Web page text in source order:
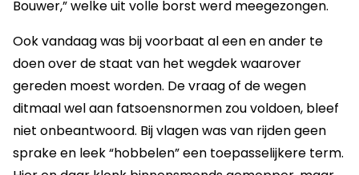
Bouwer,” welke uit volle borst werd meegezongen.
Ook vandaag was bij voorbaat al een en ander te
doen over de staat van het wegdek waarover
gereden moest worden. De vraag of de wegen
ditmaal wel aan fatsoensnormen zou voldoen, bleef
niet onbeantwoord. Bij vlagen was van rijden geen
sprake en leek “hobbelen” een toepasselijkere term.